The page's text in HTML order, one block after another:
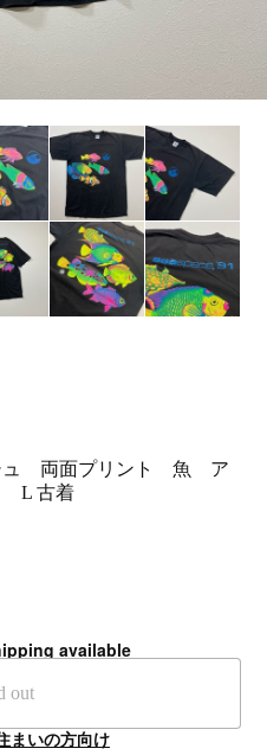
ュ 両面プリント 魚 ア
L 古着
available
out
まいの方向け